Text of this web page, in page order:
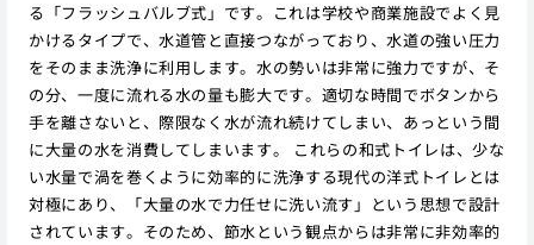
る「フラッシュバルブ式」です。これは学校や商業施設でよく見
かけるタイプで、水道管と直接つながっており、水道の強い圧力
をそのまま洗浄に利用します。水の勢いは非常に強力ですが、そ
の分、一度に流れる水の量も膨大です。適切な時間でボタンから
手を離さないと、際限なく水が流れ続けてしまい、あっという間
に大量の水を消費してしまいます。 これらの和式トイレは、少な
い水量で渦を巻くように効率的に洗浄する現代の洋式トイレとは
対極にあり、「大量の水で力任せに洗い流す」という思想で設計
されています。そのため、節水という観点からは非常に非効率的